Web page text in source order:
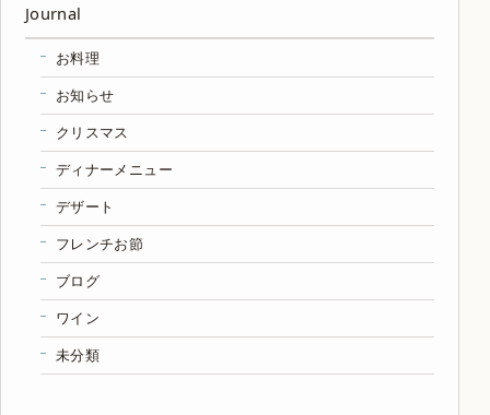
Journal
お料理
お知らせ
クリスマス
ディナーメニュー
デザート
フレンチお節
ブログ
ワイン
未分類